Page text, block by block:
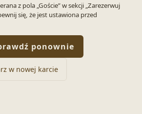
z pola „Goście” w sekcji „Zarezerwuj
się, że jest ustawiona przed
ponownie
w nowej karcie